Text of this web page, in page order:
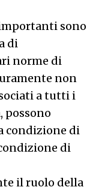
sono
di
norme di
non
a tutti i
possono
condizione di
di
il ruolo della